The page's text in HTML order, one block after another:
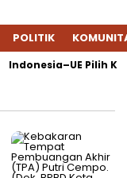
POLITIK
Indonesia–UE Pilih